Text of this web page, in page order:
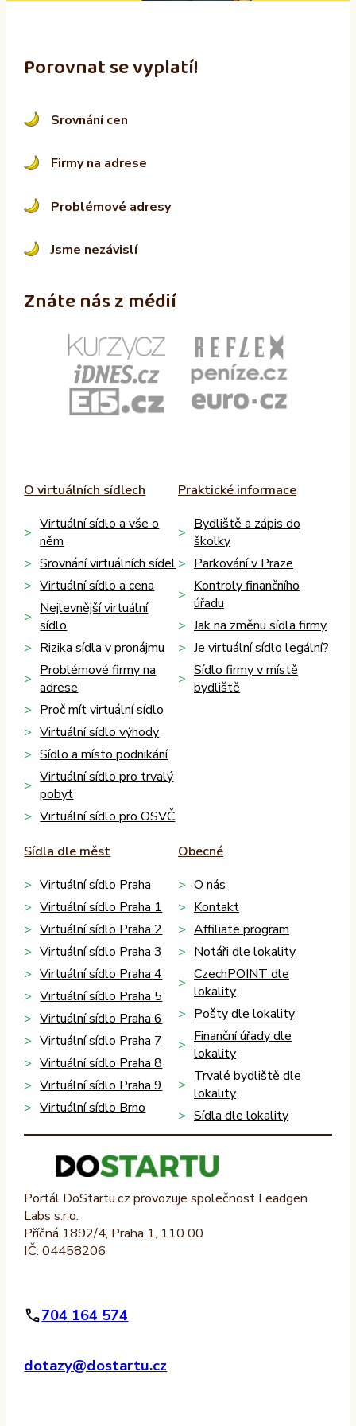
Porovnat se vyplatí!
Srovnání cen
Firmy na adrese
Problémové adresy
Jsme nezávislí
Znáte nás z médií
O virtuálních sídlech
Virtuální sídlo a vše o
něm
Srovnání virtuálních sídel
Virtuální sídlo a cena
Nejlevnější virtuální
sídlo
Rizika sídla v pronájmu
Problémové firmy na
adrese
Proč mít virtuální sídlo
Virtuální sídlo výhody
Sídlo a místo podnikání
Virtuální sídlo pro trvalý
pobyt
Virtuální sídlo pro OSVČ
Praktické informace
Bydliště a zápis do
školky
Parkování v Praze
Kontroly finančního
úřadu
Jak na změnu sídla firmy
Je virtuální sídlo legální?
Sídlo firmy v místě
bydliště
Sídla dle měst
Virtuální sídlo Praha
Virtuální sídlo Praha 1
Virtuální sídlo Praha 2
Virtuální sídlo Praha 3
Virtuální sídlo Praha 4
Virtuální sídlo Praha 5
Virtuální sídlo Praha 6
Virtuální sídlo Praha 7
Virtuální sídlo Praha 8
Virtuální sídlo Praha 9
Virtuální sídlo Brno
Obecné
O nás
Kontakt
Affiliate program
Notáři dle lokality
CzechPOINT dle
lokality
Pošty dle lokality
Finanční úřady dle
lokality
Trvalé bydliště dle
lokality
Sídla dle lokality
Portál DoStartu.cz provozuje společnost Leadgen
Labs s.r.o.
Příčná 1892/4, Praha 1, 110 00
IČ: 04458206
704 164 574
dotazy@dostartu.cz